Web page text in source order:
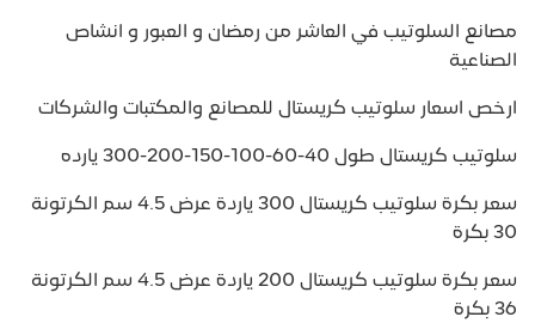
مصانع السلوتيب في العاشر من رمضان و العبور و انشاص
الصناعية
ارخص اسعار سلوتيب كريستال للمصانع والمكتبات والشركات
سلوتيب كريستال طول 40-60-100-150-200-300 يارده
سعر بكرة سلوتيب كريستال 300 ياردة عرض 4.5 سم الكرتونة
30 بكرة
سعر بكرة سلوتيب كريستال 200 ياردة عرض 4.5 سم الكرتونة
36 بكرة